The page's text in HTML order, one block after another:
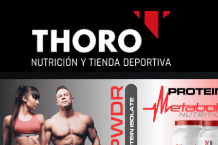
Previous